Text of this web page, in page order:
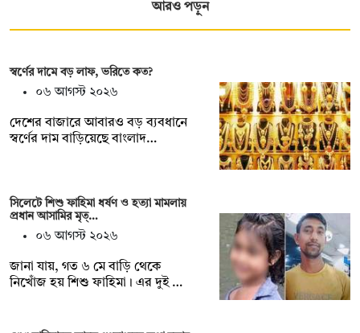
আরও পড়ুন
স্বর্ণের দামে বড় লাফ, ভরিতে কত?
০৬ আগস্ট ২০২৬
দেশের বাজারে আবারও বড় ব্যবধানে
স্বর্ণের দাম বাড়িয়েছে বাংলাদ…
সিলেটে শিশু ফাহিমা ধর্ষণ ও হত্যা মামলায়
প্রধান আসামির মৃত্…
০৬ আগস্ট ২০২৬
জানা যায়, গত ৬ মে বাড়ি থেকে
নিখোঁজ হয় শিশু ফাহিমা। এর দুই …